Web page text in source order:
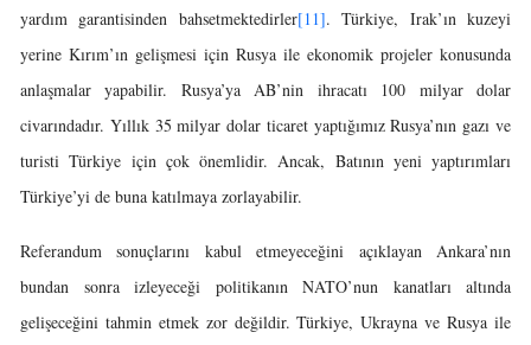
yardım garantisinden bahsetmektedirler[11]. Türkiye, Irak’ın kuzeyi
yerine Kırım’ın gelişmesi için Rusya ile ekonomik projeler konusunda
anlaşmalar yapabilir. Rusya’ya AB’nin ihracatı 100 milyar dolar
civarındadır. Yıllık 35 milyar dolar ticaret yaptığımız Rusya’nın gazı ve
turisti Türkiye için çok önemlidir. Ancak, Batının yeni yaptırımları
Türkiye’yi de buna katılmaya zorlayabilir.
Referandum sonuçlarını kabul etmeyeceğini açıklayan Ankara’nın
bundan sonra izleyeceği politikanın NATO’nun kanatları altında
gelişeceğini tahmin etmek zor değildir. Türkiye, Ukrayna ve Rusya ile